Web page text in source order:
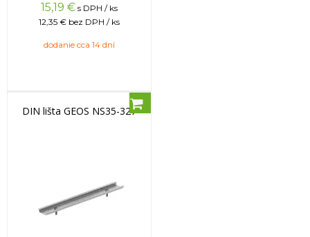
15,19 € s DPH / ks
12,35 € bez DPH / ks
dodanie cca 14 dní
DIN lišta GEOS NS35-327